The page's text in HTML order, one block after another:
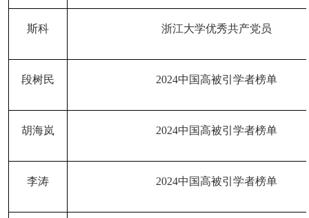
斯科 浙江大学优秀共产党员
段树民 2024中国高被引学者榜单
胡海岚 2024中国高被引学者榜单
李涛 2024中国高被引学者榜单